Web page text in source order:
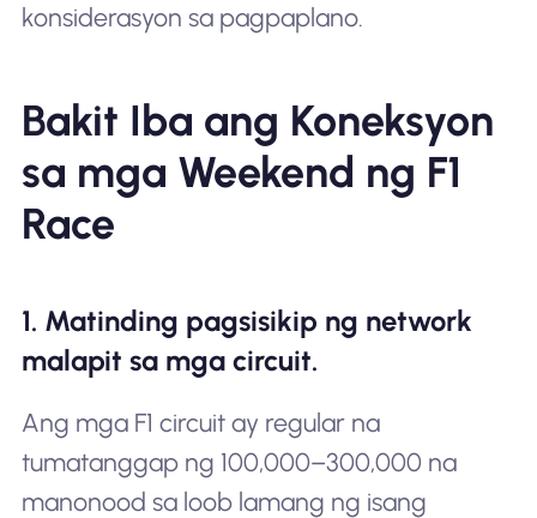
konsiderasyon sa pagpaplano.
Bakit Iba ang Koneksyon
sa mga Weekend ng F1
Race
1. Matinding pagsisikip ng network
malapit sa mga circuit.
Ang mga F1 circuit ay regular na
tumatanggap ng 100,000–300,000 na
manonood sa loob lamang ng isang